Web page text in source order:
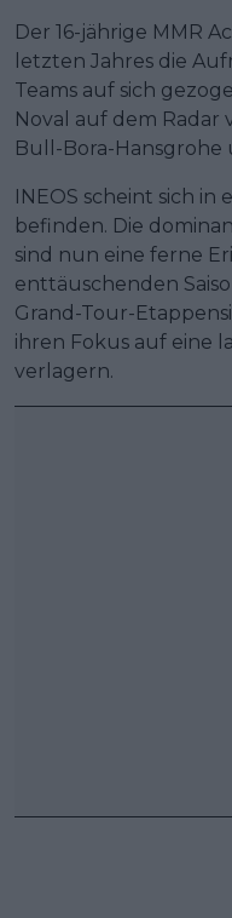
Der 16-jährige MMR
letzten Jahres die
Teams auf sich
Noval auf dem Radar
Bull-Bora-Hansgrohe
INEOS scheint sich in
befinden. Die
sind nun eine ferne
enttäuschenden
Grand-Tour-
ihren Fokus auf eine
verlagern.